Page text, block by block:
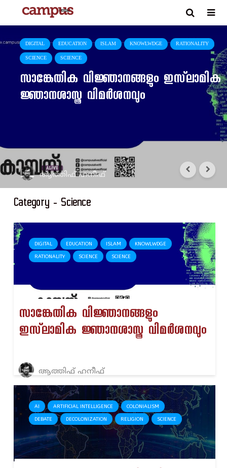
DIGITAL EDUCATION ISLAM KNOWLWDGE RATIONALITY
SCIENCE SCIENCE
സാങ്കേതിക വിജ്ഞാനങ്ങളും ഇസ്‌ലാമിക
ജ്ഞാനശാസ്ത്ര വിമർശനവും
ആത്തിഫ് ഹനീഫ്
Category - Science
DIGITAL EDUCATION ISLAM KNOWLWDGE
RATIONALITY SCIENCE SCIENCE
സാങ്കേതിക വിജ്ഞാനങ്ങളും
ഇസ്‌ലാമിക ജ്ഞാനശാസ്ത്ര വിമർശനവും
ആത്തിഫ് ഹനീഫ്
AI ARTIFICIAL INTELLIGENCE COLONIALISM
DEBATE DECOLONIZATION RELIGION SCIENCE